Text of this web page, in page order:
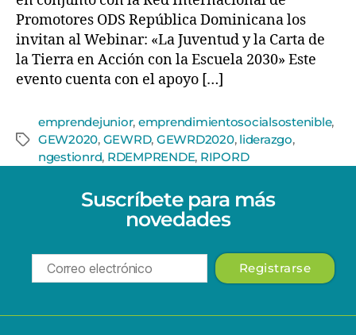
Promotores ODS República Dominicana los
invitan al Webinar: «La Juventud y la Carta de
la Tierra en Acción con la Escuela 2030» Este
evento cuenta con el apoyo […]
emprendejunior, emprendimientosocialsostenible,
GEW2020, GEWRD, GEWRD2020, liderazgo,
ngestionrd, RDEMPRENDE, RIPORD
Suscríbete para más
novedades